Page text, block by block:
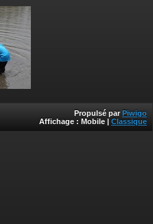
Propulsé par Piwigo
Affichage : Mobile | Classique